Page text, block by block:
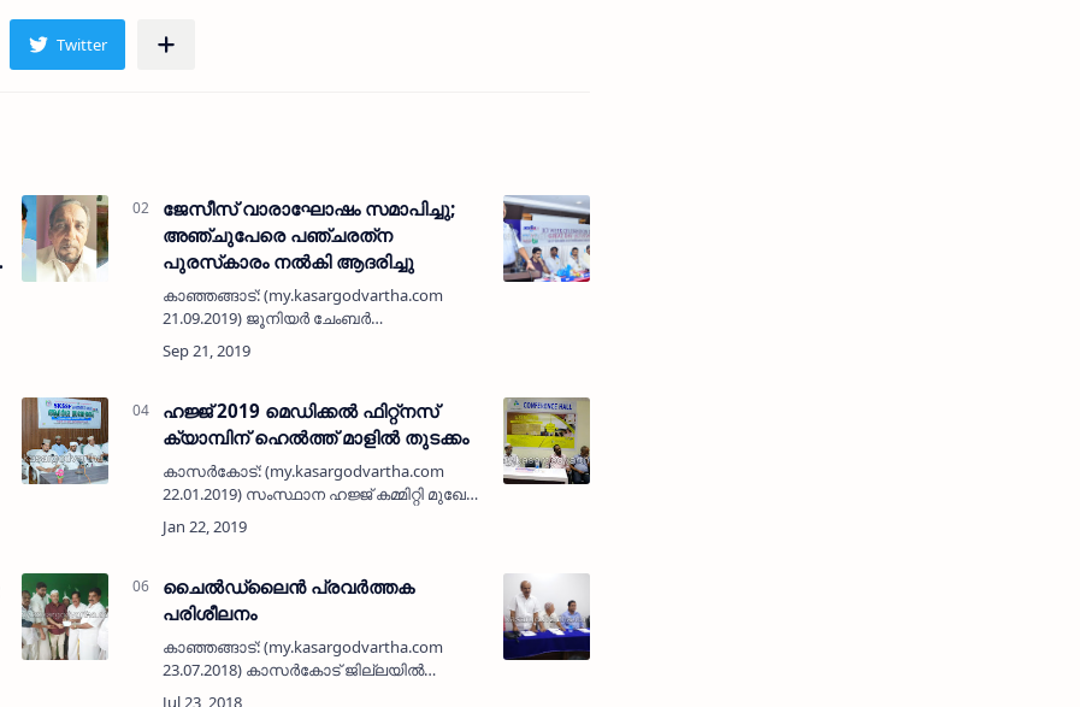
ജേസീസ് വാരാഘോഷം സമാപിച്ചു;
അഞ്ചുപേരെ പഞ്ചരത്‌ന
പുരസ്‌കാരം നല്‍കി ആദരിച്ചു
കാഞ്ഞങ്ങാട്: (my.kasargodvartha.com
21.09.2019) ജൂനിയര്‍ ചേംബര്‍
ഇന്റര്‍നാഷണല്‍ കാഞ്ഞങ്ങാട് ചാപ്റ്റര്‍
സംഘടിപ്പിച്ച ജേസീസ് വാരാഘോഷം
വ്യാപാരഭവന്…
ഹജ്ജ് 2019 മെഡിക്കല്‍ ഫിറ്റ്‌നസ്
ക്യാമ്പിന് ഹെല്‍ത്ത് മാളില്‍ തുടക്കം
കാസര്‍കോട്: (my.kasargodvartha.com
22.01.2019) സംസ്ഥാന ഹജ്ജ് കമ്മിറ്റി മുഖേന
ഈ വര്‍ഷത്തെ ഹജ്ജിന് അനുമതി
ലഭിച്ചവര്‍ക്ക് നല്‍കുന്ന മെഡിക്കല്‍ ഫിറ്റ്‌നസ്
ചൈല്‍ഡ്‌ലൈന്‍ പ്രവര്‍ത്തക
പരിശീലനം
കാഞ്ഞങ്ങാട്: (my.kasargodvartha.com
23.07.2018) കാസര്‍കോട് ജില്ലയില്‍
ചൈല്‍ഡ്‌ലൈന്‍ പ്രവര്‍ത്തനങ്ങള്‍ക്ക്